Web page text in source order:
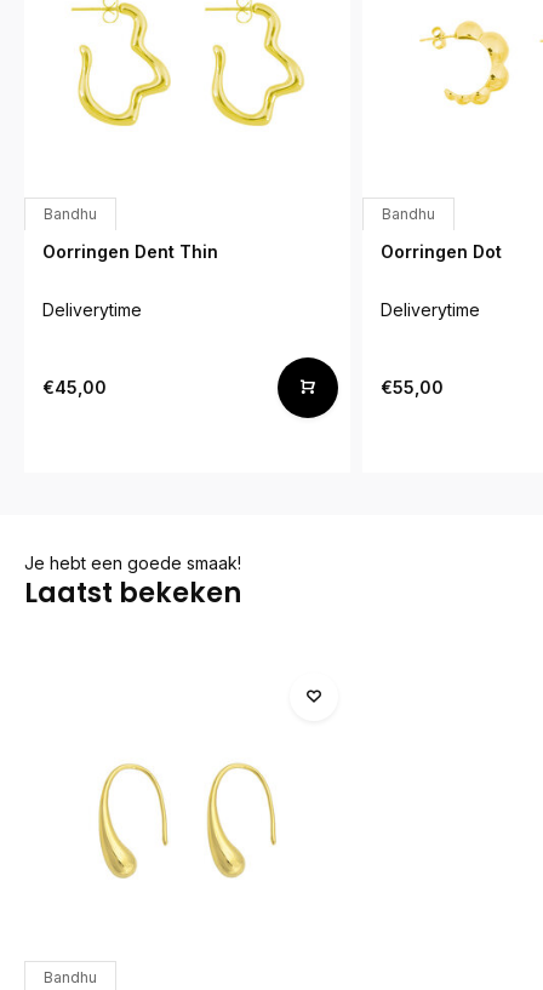
Bandhu
Oorringen Dent Thin
Deliverytime
€45,00
Bandhu
Oorringen Dot
Deliverytime
€55,00
Je hebt een goede smaak!
Laatst bekeken
Bandhu